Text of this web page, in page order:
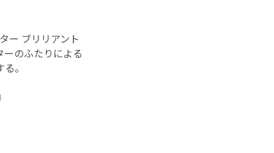
ー ブリリアント
のふたりによる
。